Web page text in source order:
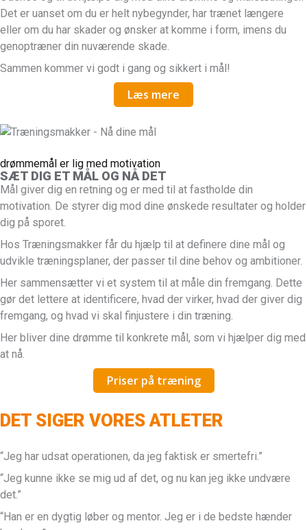
Det er uanset om du er helt nybegynder, har trænet længere
eller om du har skader og ønsker at komme i form, imens du
genoptræner din nuværende skade.
Sammen kommer vi godt i gang og sikkert i mål!
Læs mere
drømmemål er lig med motivation
SÆT DIG ET MÅL OG NÅ DET
Mål giver dig en retning og er med til at fastholde din
motivation. De styrer dig mod dine ønskede resultater og holder
dig på sporet.
Hos Træningsmakker får du hjælp til at definere dine mål og
udvikle træningsplaner, der passer til dine behov og ambitioner.
Her sammensætter vi et system til at måle din fremgang. Dette
gør det lettere at identificere, hvad der virker, hvad der giver dig
fremgang, og hvad vi skal finjustere i din træning.
Her bliver dine drømme til konkrete mål, som vi hjælper dig med
at nå.
Priser på træning
DET SIGER VORES ATLETER
“Jeg har udsat operationen, da jeg faktisk er smertefri.”
“Jeg kunne ikke se mig ud af det, og nu kan jeg ikke undvære
det.”
“Han er en dygtig løber og mentor. Jeg er i de bedste hænder